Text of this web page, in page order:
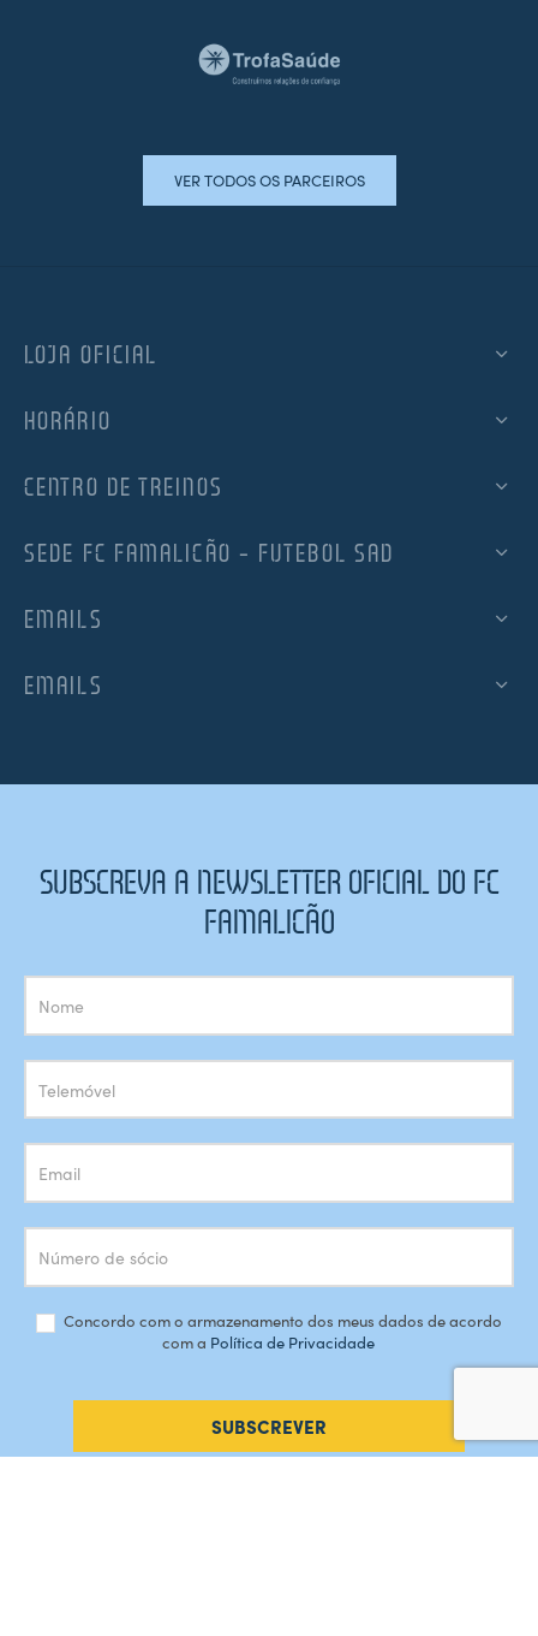
VER TODOS OS PARCEIROS
LOJA OFICIAL
HORÁRIO
CENTRO DE TREINOS
SEDE FC FAMALICÃO – FUTEBOL SAD
EMAILS
EMAILS
SUBSCREVA A NEWSLETTER OFICIAL DO FC
FAMALICÃO
Subscrição
Newsletter
Concordo com o armazenamento dos meus dados de acordo
com a Política de Privacidade
SUBSCREVER